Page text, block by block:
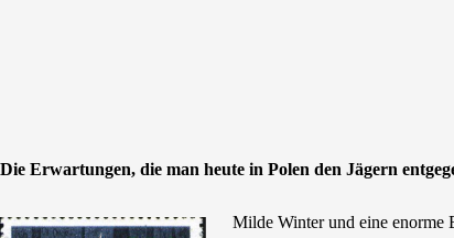
Die Erwartungen, die man heute in Polen den Jägern
Milde Winter und eine enorme